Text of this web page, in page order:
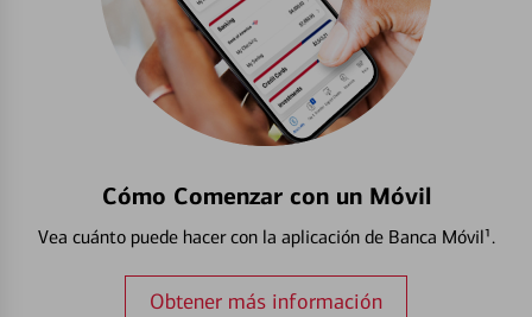
Cómo Comenzar con un Móvil
Vea cuánto puede hacer con la aplicación de Banca Móvil¹.
Obtener más información